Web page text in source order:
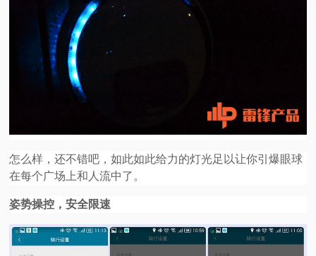
怎么样，还不错吧，如此如此给力的灯光足以让你引爆眼球
在每个广场上和人流中了。
姿势操控，安全限速